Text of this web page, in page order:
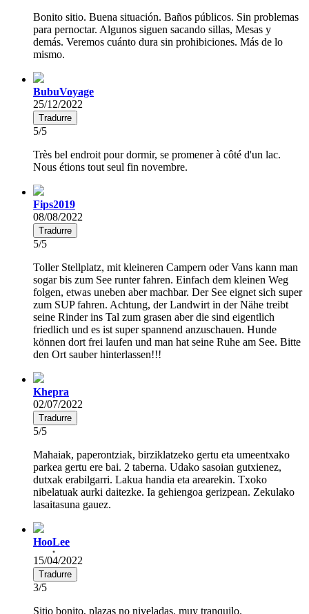
Bonito sitio. Buena situación. Baños públicos. Sin problemas
para pernoctar. Algunos siguen sacando sillas, Mesas y
demás. Veremos cuánto dura sin prohibiciones. Más de lo
mismo.
BubuVoyage
25/12/2022
Tradurre
5/5
Très bel endroit pour dormir, se promener à côté d'un lac.
Nous étions tout seul fin novembre.
Fips2019
08/08/2022
Tradurre
5/5
Toller Stellplatz, mit kleineren Campern oder Vans kann man
sogar bis zum See runter fahren. Einfach dem kleinen Weg
folgen, etwas uneben aber machbar. Der See eignet sich super
zum SUP fahren. Achtung, der Landwirt in der Nähe treibt
seine Rinder ins Tal zum grasen aber die sind eigentlich
friedlich und es ist super spannend anzuschauen. Hunde
können dort frei laufen und man hat seine Ruhe am See. Bitte
den Ort sauber hinterlassen!!!
Khepra
02/07/2022
Tradurre
5/5
Mahaiak, paperontziak, birziklatzeko gertu eta umeentxako
parkea gertu ere bai. 2 taberna. Udako sasoian gutxienez,
dutxak erabilgarri. Lakua handia eta arearekin. Txoko
nibelatuak aurki daitezke. Ia gehiengoa gerizpean. Zekulako
lasaitasuna gauez.
HooLee
15/04/2022
Tradurre
3/5
Sitio bonito, plazas no niveladas. muy tranquilo.